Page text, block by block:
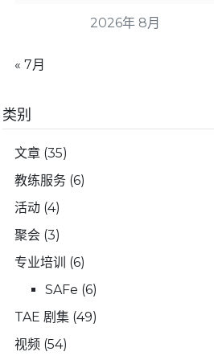
2026年 8月
« 7月
类别
文章 (35)
教练服务 (6)
活动 (4)
聚会 (3)
专业培训 (6)
SAFe (6)
TAE 剧集 (49)
视频 (54)